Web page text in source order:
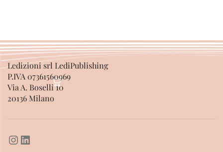
Ledizioni srl LediPublishing
P.IVA 07361560969
Via A. Boselli 10
20136 Milano